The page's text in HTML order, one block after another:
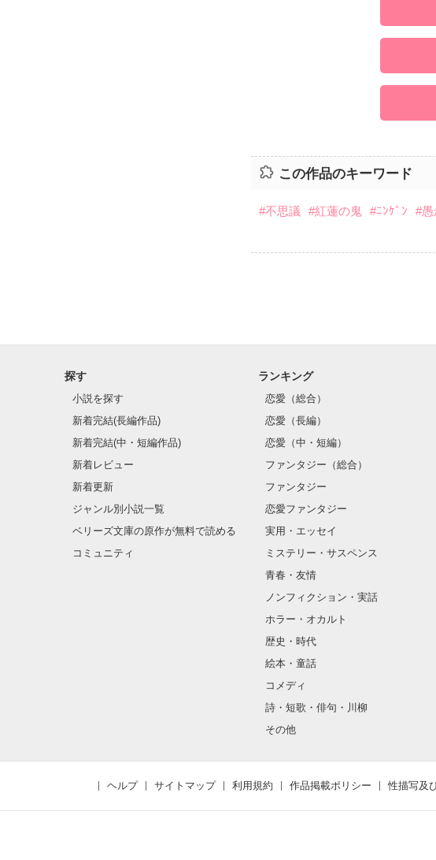
この作品のキーワード
#不思議 #紅蓮の鬼 #ﾆﾝｹﾞﾝ #
探す
小説を探す
新着完結(長編作品)
新着完結(中・短編作品)
新着レビュー
新着更新
ジャンル別小説一覧
ベリーズ文庫の原作が無料で読める
コミュニティ
ランキング
恋愛（総合）
恋愛（長編）
恋愛（中・短編）
ファンタジー（総合）
ファンタジー
恋愛ファンタジー
実用・エッセイ
ミステリー・サスペンス
青春・友情
ノンフィクション・実話
ホラー・オカルト
歴史・時代
絵本・童話
コメディ
詩・短歌・俳句・川柳
その他
ヘルプ サイトマップ 利用規約 作品掲載ポリシー 性描写及